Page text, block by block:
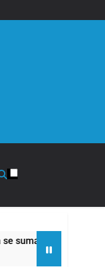
marcha frente al